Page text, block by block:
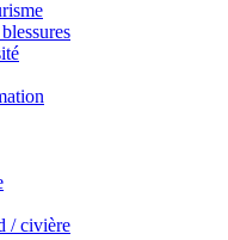
/ civière